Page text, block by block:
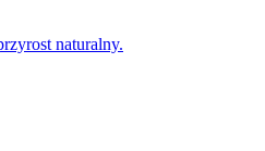
naturalny.